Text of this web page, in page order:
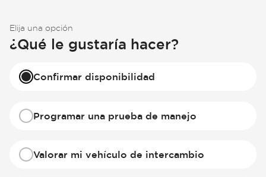
Elija una opción
¿Qué le gustaría hacer?
Confirmar disponibilidad
Programar una prueba de manejo
Valorar mi vehículo de intercambio